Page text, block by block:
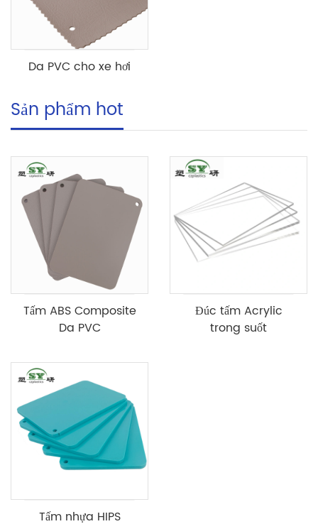
Da PVC cho xe hơi
Sản phẩm hot
Tấm ABS Composite
Da PVC
Đúc tấm Acrylic
trong suốt
Tấm nhựa HIPS